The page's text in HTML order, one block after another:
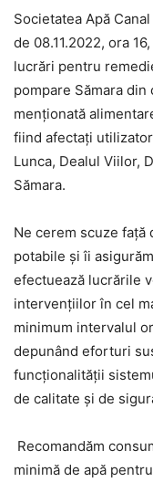
Societatea Apă
de 08.11.2022, ora
lucrări pentru
pompare Sămara din
menţionată
fiind afectaţi
Lunca, Dealul Viilor,
Sămara.
Ne cerem scuze faţă
potabile şi îi
efectuează lucrările
intervenţiilor în cel
minimum intervalul
depunând eforturi
funcţionalităţii
de calitate şi de
Recomandăm
minimă de apă